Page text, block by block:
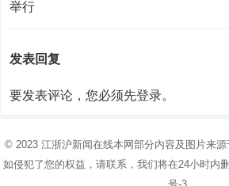
发表回复
要发表评论，您必须先登录。
© 2023 江浙沪新闻在线本网部分内容及图片来源
如侵犯了您的权益，请联系，我们将在24小时内